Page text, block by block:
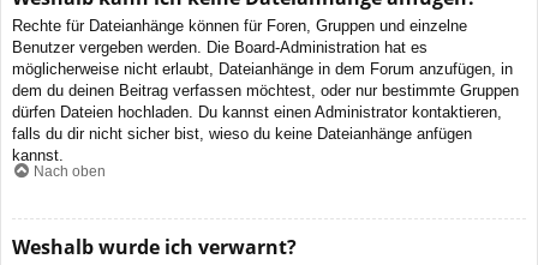
Rechte für Dateianhänge können für Foren, Gruppen und einzelne
Benutzer vergeben werden. Die Board-Administration hat es
möglicherweise nicht erlaubt, Dateianhänge in dem Forum anzufügen, in
dem du deinen Beitrag verfassen möchtest, oder nur bestimmte Gruppen
dürfen Dateien hochladen. Du kannst einen Administrator kontaktieren,
falls du dir nicht sicher bist, wieso du keine Dateianhänge anfügen
kannst.
Nach oben
Weshalb wurde ich verwarnt?